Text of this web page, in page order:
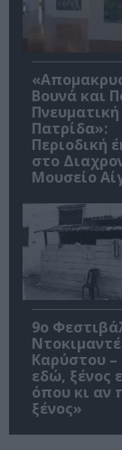
Βουνά και
Πνευματική
Πατρίδα»:
Περιοδική
στο
Μουσείο
9ο
Καρύστου –
εδώ, ξένος
όπου κι αν
ξένος»